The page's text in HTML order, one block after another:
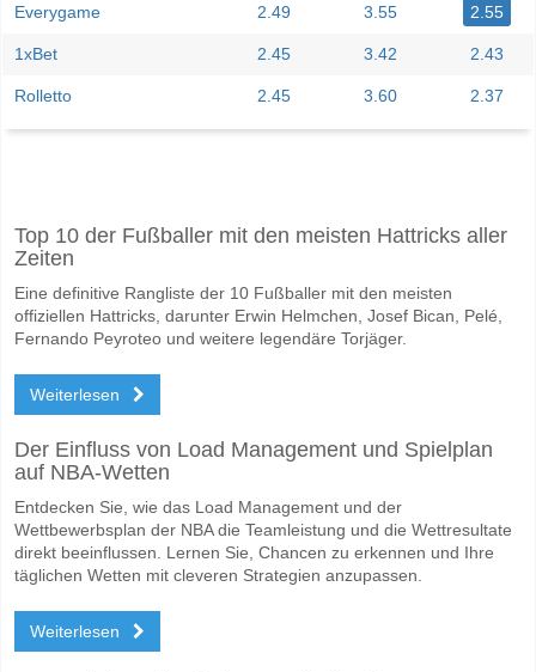
Everygame 2.49 3.55 2.55
1xBet 2.45 3.42 2.43
Rolletto 2.45 3.60 2.37
Das Spiel zwischen Tukums v BFC Daugavpils 12 June 2026 16:00.
BFC Daugavpils für den Gewinner den Spiel, mit einer
Ja für Beide Teams Erzielen, mit einem Prozentsatz von 64%.
Wofür ist die richtige Ergebnisprognose Tukums v BFC
Auf der riskanten Seite, können Sie das Korrektes Ergebnis von
Top 10 der Fußballer mit den meisten Hattricks aller
Zeiten
Eine definitive Rangliste der 10 Fußballer mit den meisten
offiziellen Hattricks, darunter Erwin Helmchen, Josef Bican, Pelé,
Fernando Peyroteo und weitere legendäre Torjäger.
Weiterlesen
Der Einfluss von Load Management und Spielplan
auf NBA-Wetten
Entdecken Sie, wie das Load Management und der
Wettbewerbsplan der NBA die Teamleistung und die Wettresultate
direkt beeinflussen. Lernen Sie, Chancen zu erkennen und Ihre
täglichen Wetten mit cleveren Strategien anzupassen.
Weiterlesen